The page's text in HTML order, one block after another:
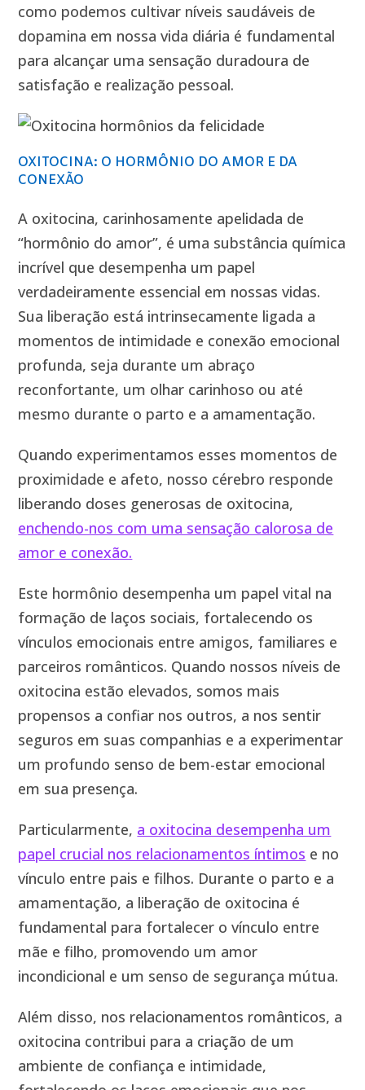
como podemos cultivar níveis saudáveis de
dopamina em nossa vida diária é fundamental
para alcançar uma sensação duradoura de
satisfação e realização pessoal.
OXITOCINA: O HORMÔNIO DO AMOR E DA
CONEXÃO
A oxitocina, carinhosamente apelidada de
“hormônio do amor”, é uma substância química
incrível que desempenha um papel
verdadeiramente essencial em nossas vidas.
Sua liberação está intrinsecamente ligada a
momentos de intimidade e conexão emocional
profunda, seja durante um abraço
reconfortante, um olhar carinhoso ou até
mesmo durante o parto e a amamentação.
Quando experimentamos esses momentos de
proximidade e afeto, nosso cérebro responde
liberando doses generosas de oxitocina,
enchendo-nos com uma sensação calorosa de
amor e conexão.
Este hormônio desempenha um papel vital na
formação de laços sociais, fortalecendo os
vínculos emocionais entre amigos, familiares e
parceiros românticos. Quando nossos níveis de
oxitocina estão elevados, somos mais
propensos a confiar nos outros, a nos sentir
seguros em suas companhias e a experimentar
um profundo senso de bem-estar emocional
em sua presença.
Particularmente, a oxitocina desempenha um
papel crucial nos relacionamentos íntimos e no
vínculo entre pais e filhos. Durante o parto e a
amamentação, a liberação de oxitocina é
fundamental para fortalecer o vínculo entre
mãe e filho, promovendo um amor
incondicional e um senso de segurança mútua.
Além disso, nos relacionamentos românticos, a
oxitocina contribui para a criação de um
ambiente de confiança e intimidade,